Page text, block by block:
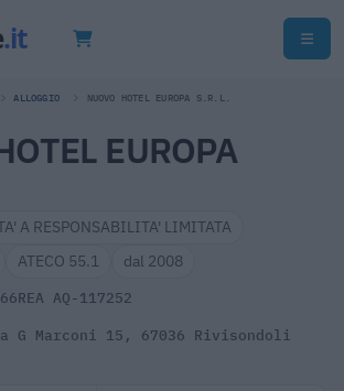
ALLOGGIO NUOVO HOTEL EUROPA S.R.L.
EUROPA
A RESPONSABILITA' LIMITATA
ATECO 55.1 dal 2008
REA AQ-117252
G Marconi 15, 67036 Rivisondoli